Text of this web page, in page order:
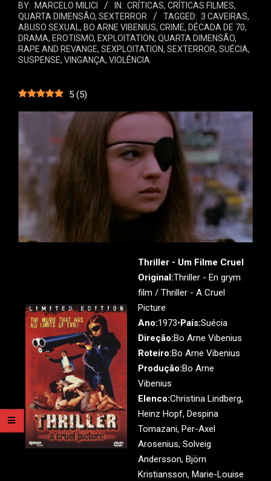
BY: MARCELO MILICI IN: CRÍTICAS, CRÍTICAS FILMES,
QUARTA DIMENSÃO, SEXTERROR TAGGED: 3 CAVEIRAS,
ABUSO SEXUAL, BO ARNE VIBENIUS, CRIME, DÉCADA DE 70,
DRAMA, EROTISMO, EXPLOITATION, QUARTA DIMENSÃO,
RAPE AND REVANGE, SEXPLOITATION, SEXTERROR, SUÉCIA,
SUSPENSE, VINGANÇA, VIOLÊNCIA
5 (5)
Thriller - Um Filme Cruel
Original:Thriller - En grym
film / Thriller - A Cruel
Picture
Ano:1973• País:Suécia
Direção:Bo Arne Vibenius
Roteiro:Bo Arne Vibenius
Produção:Bo Arne
Vibenius
Elenco:Christina Lindberg,
Heinz Hopf, Despina
Tomazani, Per-Axel
Arosenius, Solveig
Andersson, Björn
Kristiansson, Marie-Louise